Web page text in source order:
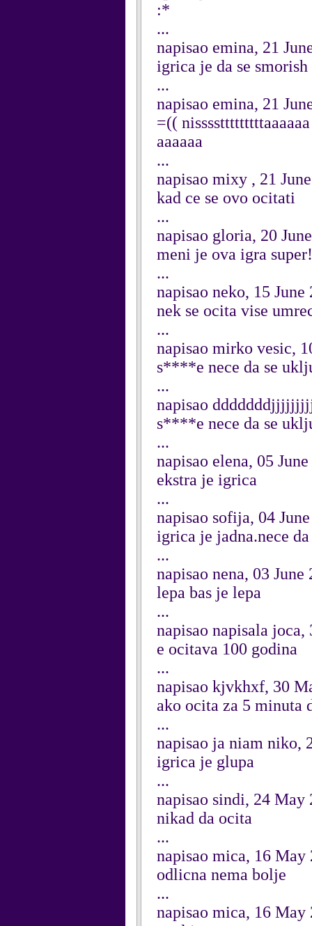
:*
...
napisao emina, 21
igrica je da se smorish
...
napisao emina, 21
=((
aaaaaa
...
napisao mixy , 21
kad ce se ovo ocitati
...
napisao gloria, 20
meni je ova igra
...
napisao neko, 15 June
nek se ocita vise
...
napisao mirko vesic,
s****e nece da se
...
napisao
s****e nece da se
...
napisao elena, 05
ekstra je igrica
...
napisao sofija, 04
igrica je jadna.nece
...
napisao nena, 03 June
lepa bas je lepa
...
napisao napisala joca,
e ocitava 100 godina
...
napisao kjvkhxf, 30
ako ocita za 5 minuta
...
napisao ja niam niko,
igrica je glupa
...
napisao sindi, 24 May
nikad da ocita
...
napisao mica, 16 May
odlicna nema bolje
...
napisao mica, 16 May